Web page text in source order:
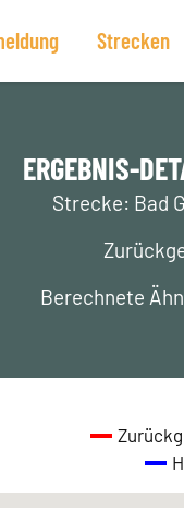
Strecken
ERGEBNIS-
Strecke: Bad
Berechnete